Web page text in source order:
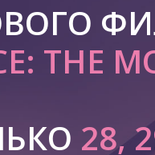
THE
28,